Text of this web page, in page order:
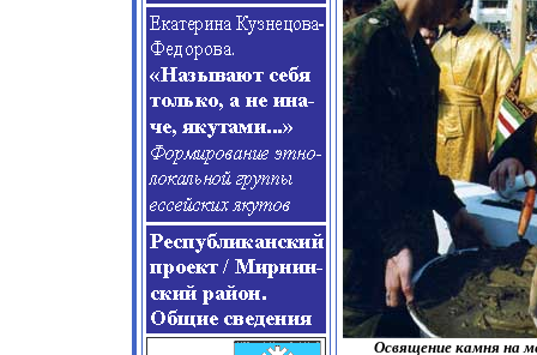
Освящение камня на